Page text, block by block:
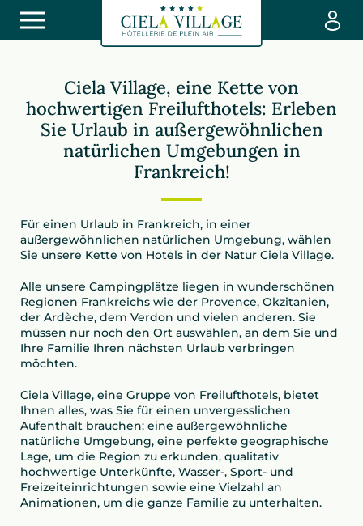
Ciela Village, eine Kette von
hochwertigen Freilufthotels: Erleben
Sie Urlaub in außergewöhnlichen
natürlichen Umgebungen in
Frankreich!
Für einen Urlaub in Frankreich, in einer
außergewöhnlichen natürlichen Umgebung, wählen
Sie unsere Kette von Hotels in der Natur Ciela Village.
Alle unsere Campingplätze liegen in wunderschönen
Regionen Frankreichs wie der Provence, Okzitanien,
der Ardèche, dem Verdon und vielen anderen. Sie
müssen nur noch den Ort auswählen, an dem Sie und
Ihre Familie Ihren nächsten Urlaub verbringen
möchten.
Ciela Village, eine Gruppe von Freilufthotels, bietet
Ihnen alles, was Sie für einen unvergesslichen
Aufenthalt brauchen: eine außergewöhnliche
natürliche Umgebung, eine perfekte geographische
Lage, um die Region zu erkunden, qualitativ
hochwertige Unterkünfte, Wasser-, Sport- und
Freizeiteinrichtungen sowie eine Vielzahl an
Animationen, um die ganze Familie zu unterhalten.